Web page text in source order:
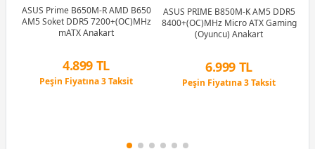
ASUS Prime B650M-R AMD B650
AM5 Soket DDR5 7200+(OC)MHz
mATX Anakart
4.899 TL
Peşin Fiyatına 3 Taksit
ASUS PRIME B850M-K AM5 DDR5
8400+(OC)MHz Micro ATX Gaming
(Oyuncu) Anakart
6.999 TL
Peşin Fiyatına 3 Taksit